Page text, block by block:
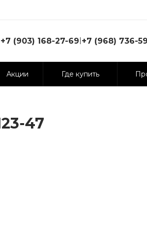
+7 (903) 168-27-69|+7 (968) 736-
Акции Где купить
47